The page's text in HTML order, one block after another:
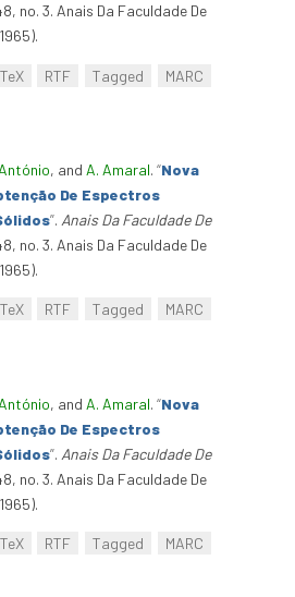
no. 3. Anais Da Faculdade De
RTF Tagged
MARC
, and A. Amaral. “Nova
De Espectros
”. Anais Da Faculdade De
no. 3. Anais Da Faculdade De
RTF Tagged
MARC
, and A. Amaral. “Nova
De Espectros
”. Anais Da Faculdade De
no. 3. Anais Da Faculdade De
RTF Tagged
MARC